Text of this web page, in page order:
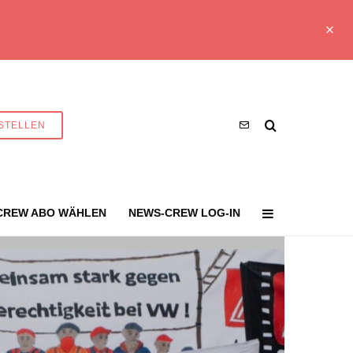
ABO WÄHLEN NEWS-CREW LOG-IN